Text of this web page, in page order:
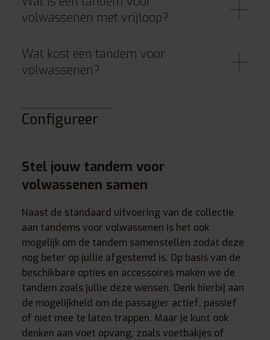
volwassenen met vrijloop?
Wat kost een tandem voor
volwassenen?
Configureer
Stel jouw tandem voor
volwassenen samen
Naast de standaard uitvoering van de collectie
aan tandems voor volwassenen is het ook
mogelijk om de tandem samenstellen zodat deze
nog beter op jullie afgestemd is. Op basis van de
beschikbare opties en accessoires maken we de
tandem zoals jullie deze wensen. Denk hierbij aan
de mogelijkheid om de passagier actief, passief
of niet mee te laten trappen. Maar je kunt ook
denken aan voet opvang, zoals voetbakjes of